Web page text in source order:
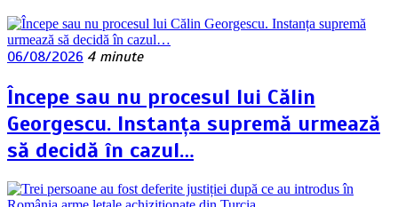
06/08/2026 4 minute
Începe sau nu procesul lui Călin
Georgescu. Instanța supremă urmează
să decidă în cazul…